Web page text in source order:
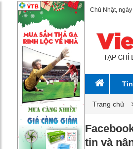
Chủ Nhật,
Trang chủ
tin và